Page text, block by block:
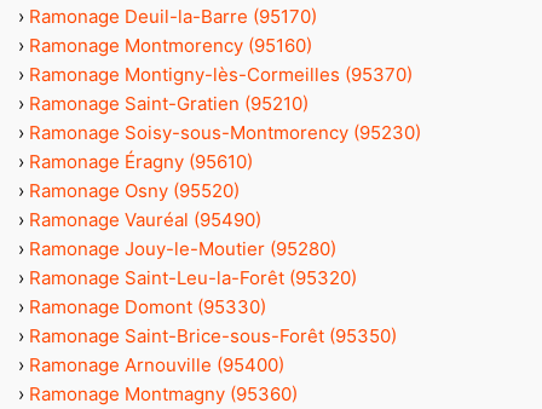
› Ramonage Deuil-la-Barre (95170)
› Ramonage Montmorency (95160)
› Ramonage Montigny-lès-Cormeilles (95370)
› Ramonage Saint-Gratien (95210)
› Ramonage Soisy-sous-Montmorency (95230)
› Ramonage Éragny (95610)
› Ramonage Osny (95520)
› Ramonage Vauréal (95490)
› Ramonage Jouy-le-Moutier (95280)
› Ramonage Saint-Leu-la-Forêt (95320)
› Ramonage Domont (95330)
› Ramonage Saint-Brice-sous-Forêt (95350)
› Ramonage Arnouville (95400)
› Ramonage Montmagny (95360)